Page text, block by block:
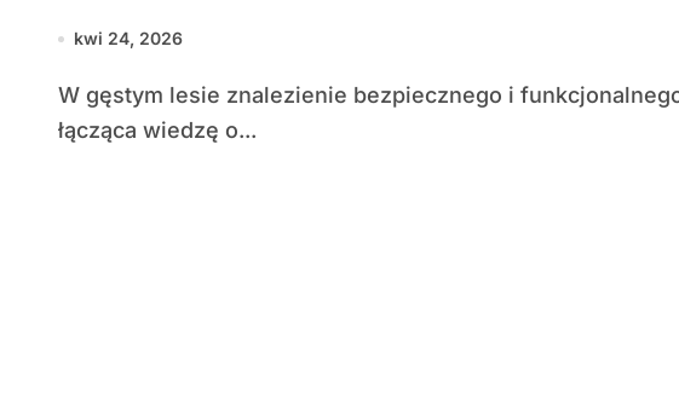
kwi 24, 2026
W gęstym lesie znalezienie bezpiecznego i funkcjonalnego miejsca na ognisko to umiejętność
łącząca wiedzę o...